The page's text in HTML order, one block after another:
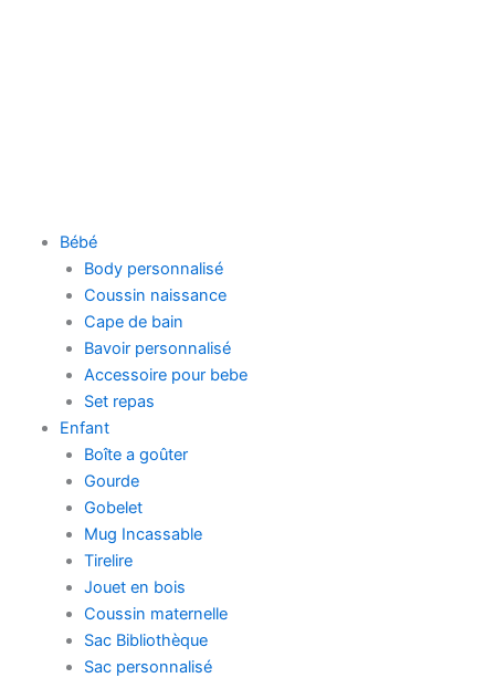
Bébé
Body personnalisé
Coussin naissance
Cape de bain
Bavoir personnalisé
Accessoire pour bebe
Set repas
Enfant
Boîte a goûter
Gourde
Gobelet
Mug Incassable
Tirelire
Jouet en bois
Coussin maternelle
Sac Bibliothèque
Sac personnalisé